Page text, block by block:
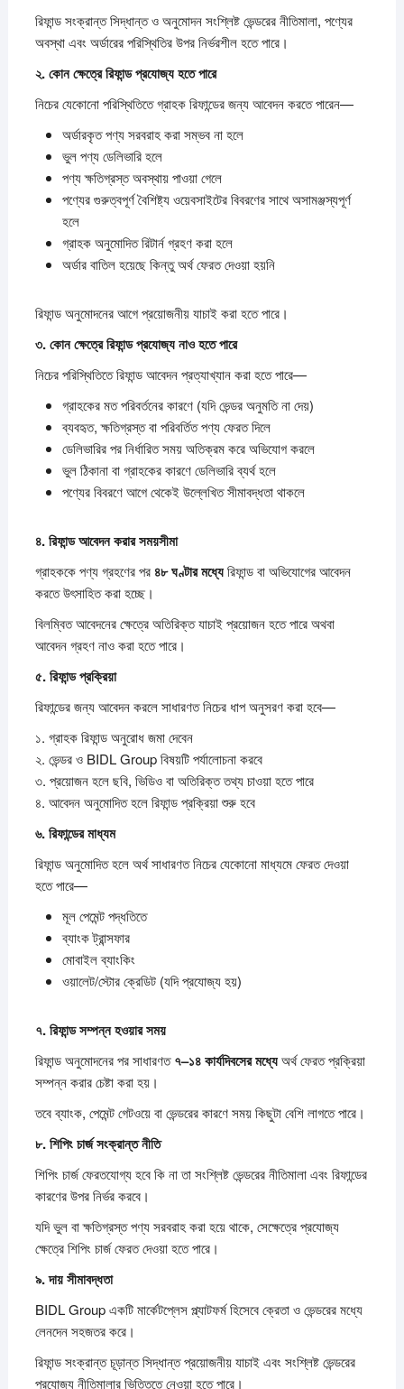
রিফান্ড সংক্রান্ত সিদ্ধান্ত ও অনুমোদন সংশ্লিষ্ট ভেন্ডরের নীতিমালা, পণ্যের
অবস্থা এবং অর্ডারের পরিস্থিতির উপর নির্ভরশীল হতে পারে।
২.কোনক্ষেত্রেরিফান্ডপ্রযোজ্যহতেপারে
নিচের যেকোনো পরিস্থিতিতে গ্রাহক রিফান্ডের জন্য আবেদন করতে পারেন—
অর্ডারকৃত পণ্য সরবরাহ করা সম্ভব না হলে
ভুল পণ্য ডেলিভারি হলে
পণ্য ক্ষতিগ্রস্ত অবস্থায় পাওয়া গেলে
পণ্যের গুরুত্বপূর্ণ বৈশিষ্ট্য ওয়েবসাইটের বিবরণের সাথে অসামঞ্জস্যপূর্ণ
হলে
গ্রাহক অনুমোদিত রিটার্ন গ্রহণ করা হলে
অর্ডার বাতিল হয়েছে কিন্তু অর্থ ফেরত দেওয়া হয়নি
রিফান্ড অনুমোদনের আগে প্রয়োজনীয় যাচাই করা হতে পারে।
৩.কোনক্ষেত্রেরিফান্ডপ্রযোজ্যনাওহতেপারে
নিচের পরিস্থিতিতে রিফান্ড আবেদন প্রত্যাখ্যান করা হতে পারে—
গ্রাহকের মত পরিবর্তনের কারণে (যদি ভেন্ডর অনুমতি না দেয়)
ব্যবহৃত, ক্ষতিগ্রস্ত বা পরিবর্তিত পণ্য ফেরত দিলে
ডেলিভারির পর নির্ধারিত সময় অতিক্রম করে অভিযোগ করলে
ভুল ঠিকানা বা গ্রাহকের কারণে ডেলিভারি ব্যর্থ হলে
পণ্যের বিবরণে আগে থেকেই উল্লেখিত সীমাবদ্ধতা থাকলে
৪.রিফান্ডআবেদনকরারসময়সীমা
গ্রাহককে পণ্য গ্রহণের পর ৪৮ঘণ্টারমধ্যেরিফান্ড বা অভিযোগের আবেদন
করতে উৎসাহিত করা হচ্ছে।
বিলম্বিত আবেদনের ক্ষেত্রে অতিরিক্ত যাচাই প্রয়োজন হতে পারে অথবা
আবেদন গ্রহণ নাও করা হতে পারে।
৫.রিফান্ডপ্রক্রিয়া
রিফান্ডের জন্য আবেদন করলে সাধারণত নিচের ধাপ অনুসরণ করা হবে—
১. গ্রাহক রিফান্ড অনুরোধ জমা দেবেন
২. ভেন্ডর ও BIDL Group বিষয়টি পর্যালোচনা করবে
৩. প্রয়োজন হলে ছবি, ভিডিও বা অতিরিক্ত তথ্য চাওয়া হতে পারে
৪. আবেদন অনুমোদিত হলে রিফান্ড প্রক্রিয়া শুরু হবে
৬.রিফান্ডেরমাধ্যম
রিফান্ড অনুমোদিত হলে অর্থ সাধারণত নিচের যেকোনো মাধ্যমে ফেরত দেওয়া
হতে পারে—
মূল পেমেন্ট পদ্ধতিতে
ব্যাংক ট্রান্সফার
মোবাইল ব্যাংকিং
ওয়ালেট/স্টোর ক্রেডিট (যদি প্রযোজ্য হয়)
৭.রিফান্ডসম্পন্নহওয়ারসময়
রিফান্ড অনুমোদনের পর সাধারণত৭–১৪কার্যদিবসেরমধ্যেঅর্থ ফেরত প্রক্রিয়া
সম্পন্ন করার চেষ্টা করা হয়।
তবে ব্যাংক, পেমেন্ট গেটওয়ে বা ভেন্ডরের কারণে সময় কিছুটা বেশি লাগতে পারে।
৮.শিপিংচার্জসংক্রান্তনীতি
শিপিং চার্জ ফেরতযোগ্য হবে কি না তা সংশ্লিষ্ট ভেন্ডরের নীতিমালা এবং রিফান্ডের
কারণের উপর নির্ভর করবে।
যদি ভুল বা ক্ষতিগ্রস্ত পণ্য সরবরাহ করা হয়ে থাকে, সেক্ষেত্রে প্রযোজ্য
ক্ষেত্রে শিপিং চার্জ ফেরত দেওয়া হতে পারে।
৯.দায়সীমাবদ্ধতা
BIDL Group একটি মার্কেটপ্লেস প্ল্যাটফর্ম হিসেবে ক্রেতা ও ভেন্ডরের মধ্যে
লেনদেন সহজতর করে।
রিফান্ড সংক্রান্ত চূড়ান্ত সিদ্ধান্ত প্রয়োজনীয় যাচাই এবং সংশ্লিষ্ট ভেন্ডরের
প্রযোজ্য নীতিমালার ভিত্তিতে নেওয়া হতে পারে।